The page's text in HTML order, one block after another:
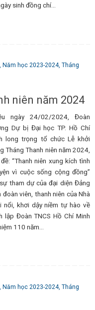
sinh đồng chí…
, Năm học 2023-2024, Tháng
niên năm 2024
ngày 24/02/2024, Đoàn
Dự bị Đại học TP. Hồ Chí
long trọng tổ chức Lễ khởi
Tháng Thanh niên năm 2024,
“Thanh niên xung kích tình
vì cuộc sống cộng đồng”
tham dự của đại diện Đảng
viên, thanh niên của Nhà
khơi dậy niềm tự hào về
lập Đoàn TNCS Hồ Chí Minh
110 năm…
Năm học 2023-2024, Tháng